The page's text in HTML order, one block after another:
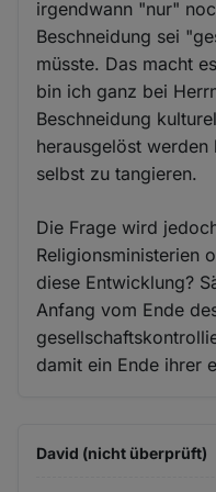
irgendwann "nur"
Beschneidung sei
müsste. Das macht
bin ich ganz bei
Beschneidung
herausgelöst werden
selbst zu tangieren.
Die Frage wird
Religionsministerien
diese Entwicklung?
Anfang vom Ende
damit ein Ende ihrer
David (nicht überprüft)